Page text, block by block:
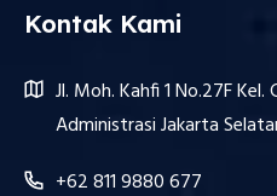
Kontak Kami
Jl. Moh. Kahfi 1 No.27F
Administrasi Jakarta
+62 811 9880 677